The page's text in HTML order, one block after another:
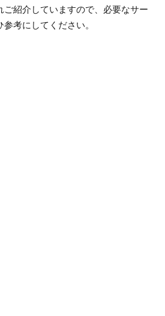
ご紹介していますので、必要なサー
考にしてください。